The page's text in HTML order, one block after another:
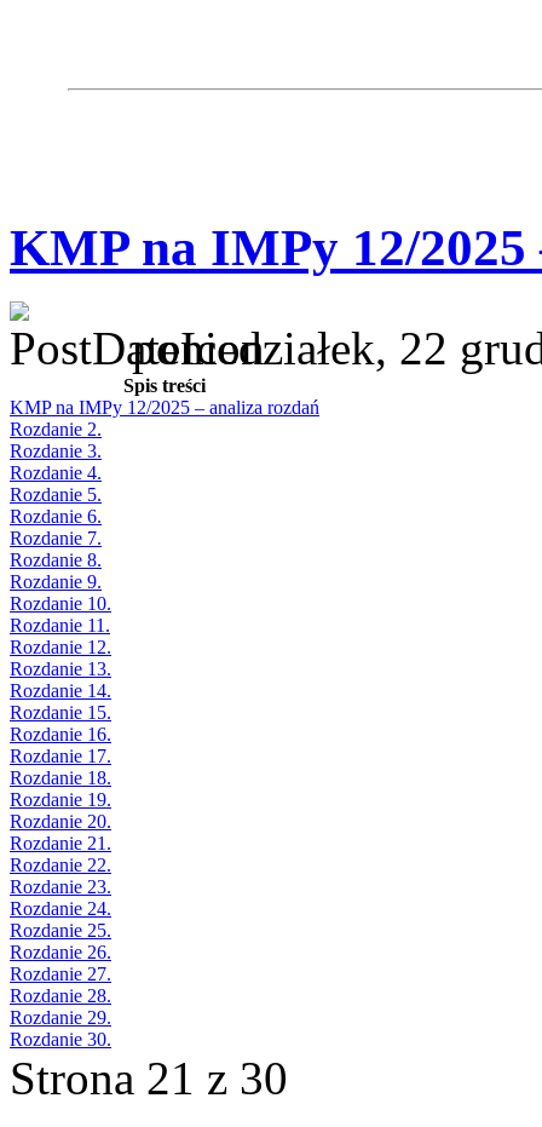
KMP na IMPy 12/2025
poniedziałek, 22
Spis treści
KMP na IMPy 12/2025 – analiza rozdań
Rozdanie 2.
Rozdanie 3.
Rozdanie 4.
Rozdanie 5.
Rozdanie 6.
Rozdanie 7.
Rozdanie 8.
Rozdanie 9.
Rozdanie 10.
Rozdanie 11.
Rozdanie 12.
Rozdanie 13.
Rozdanie 14.
Rozdanie 15.
Rozdanie 16.
Rozdanie 17.
Rozdanie 18.
Rozdanie 19.
Rozdanie 20.
Rozdanie 21.
Rozdanie 22.
Rozdanie 23.
Rozdanie 24.
Rozdanie 25.
Rozdanie 26.
Rozdanie 27.
Rozdanie 28.
Rozdanie 29.
Rozdanie 30.
Strona 21 z 30